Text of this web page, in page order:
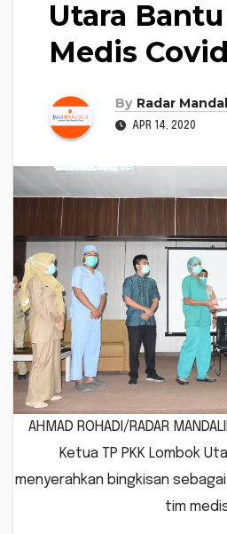
Utara
Medis
By Radar
APR 14, 2020
AHMAD ROHADI/RADAR
Ketua TP PKK Lombok
menyerahkan bingkisan
tim